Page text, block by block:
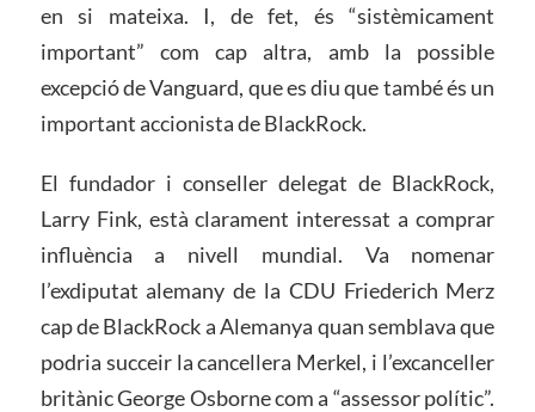
en si mateixa. I, de fet, és “sistèmicament
important” com cap altra, amb la possible
excepció de Vanguard, que es diu que també és un
important accionista de BlackRock.
El fundador i conseller delegat de BlackRock,
Larry Fink, està clarament interessat a comprar
influència a nivell mundial. Va nomenar
l’exdiputat alemany de la CDU Friederich Merz
cap de BlackRock a Alemanya quan semblava que
podria succeir la cancellera Merkel, i l’excanceller
britànic George Osborne com a “assessor polític”.